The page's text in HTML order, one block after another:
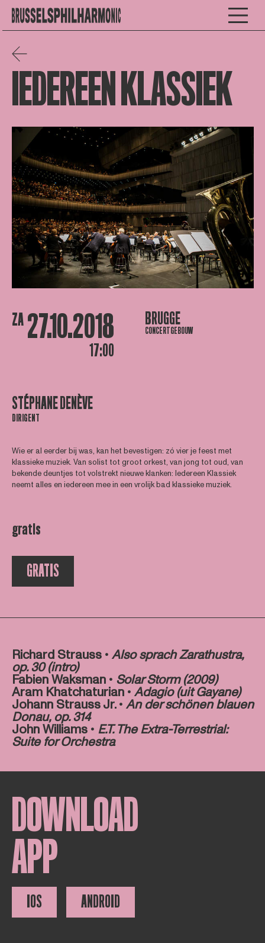
IEDEREEN KLASSIEK
ZA 27.10.2018
17:00
BRUGGE
CONCERTGEBOUW
STÉPHANE DENÈVE
DIRIGENT
Wie er al eerder bij was, kan het bevestigen: zó vier je feest met
klassieke muziek. Van solist tot groot orkest, van jong tot oud, van
bekende deuntjes tot volstrekt nieuwe klanken: Iedereen Klassiek
neemt alles en iedereen mee in een vrolijk bad klassieke muziek.
gratis
GRATIS
Richard Strauss • Also sprach Zarathustra,
op. 30 (intro)
Fabien Waksman • Solar Storm (2009)
Aram Khatchaturian • Adagio (uit Gayane)
Johann Strauss Jr. • An der schönen blauen
Donau, op. 314
John Williams • E.T. The Extra-Terrestrial:
Suite for Orchestra
DOWNLOAD
APP
IOS ANDROID